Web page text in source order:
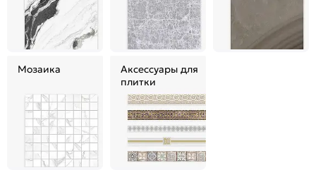
Мозаика
Аксессуары для
плитки